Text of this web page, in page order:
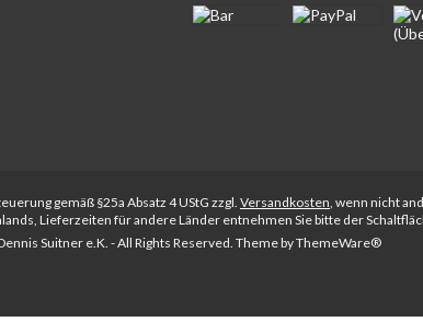
gemäß §25a Absatz 4 UStG zzgl. Versandkosten, wenn nicht
Lieferzeiten für andere Länder entnehmen Sie bitte der
Suitner e.K. - All Rights Reserved. Theme byThemeWare®